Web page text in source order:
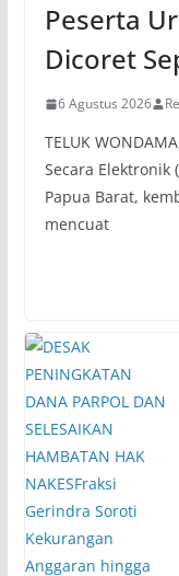
Peserta
Dicoret
6 Agustus 2026
TELUK
Secara Elektronik
Papua Barat,
mencuat